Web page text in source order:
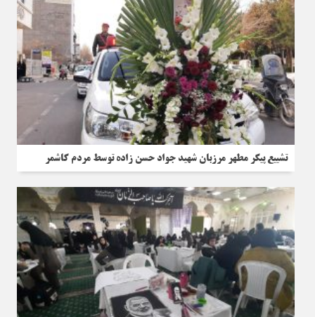
تشییع پیکر مطهر مرزبان شهید جواد حسن زاده توسط مردم کاشمر